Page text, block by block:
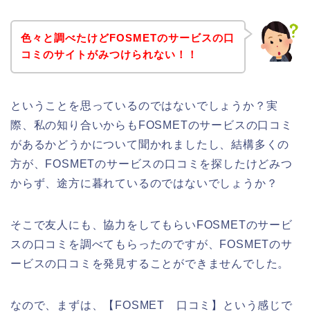
色々と調べたけどFOSMETのサービスの口
コミのサイトがみつけられない！！
ということを思っているのではないでしょうか？実
際、私の知り合いからもFOSMETのサービスの口コミ
があるかどうかについて聞かれましたし、結構多くの
方が、FOSMETのサービスの口コミを探したけどみつ
からず、途方に暮れているのではないでしょうか？
そこで友人にも、協力をしてもらいFOSMETのサービ
スの口コミを調べてもらったのですが、FOSMETのサ
ービスの口コミを発見することができませんでした。
なので、まずは、【FOSMET 口コミ】という感じで